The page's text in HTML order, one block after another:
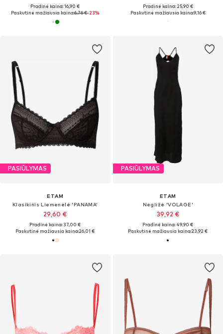
Pradinė kaina: 16,90 €
Paskutinė mažiausia kaina:6,76 €-23%
Pradinė kaina: 25,90 €
Paskutinė mažiausia kaina:9,16 €
PASIŪLYMAS
ETAM
Klasikinis Liemenėlė 'PANAMA'
29,60 €
Pradinė kaina: 37,00 €
Paskutinė mažiausia kaina:26,01 €
PASIŪLYMAS
ETAM
Negližė 'VOLAGE'
39,92 €
Pradinė kaina: 49,90 €
Paskutinė mažiausia kaina:23,92 €